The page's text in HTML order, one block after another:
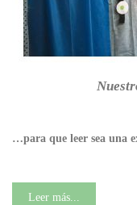
…para que leer sea una
Leer más...